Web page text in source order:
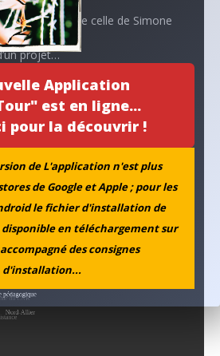
Application
est en ligne...
pour la découvrir !
de L'application n'est plus
de Google et Apple ; pour les
le fichier d'installation de
en téléchargement sur
des consignes
d'installation...
croise celle de Simone
projet…
l’initiative de la municipalité de